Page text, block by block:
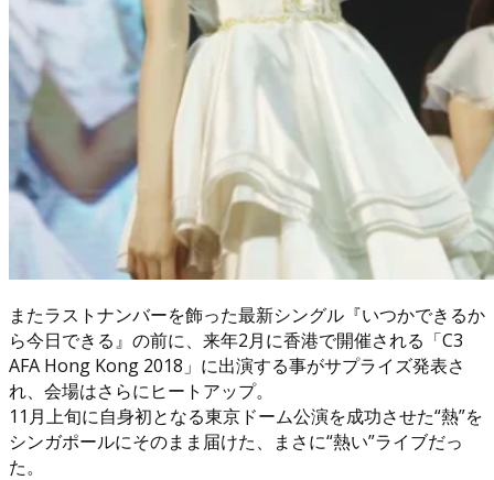
またラストナンバーを飾った最新シングル『いつかできるか
ら今日できる』の前に、来年2月に香港で開催される「C3
AFA Hong Kong 2018」に出演する事がサプライズ発表さ
れ、会場はさらにヒートアップ。
11月上旬に自身初となる東京ドーム公演を成功させた“熱”を
シンガポールにそのまま届けた、まさに“熱い”ライブだっ
た。